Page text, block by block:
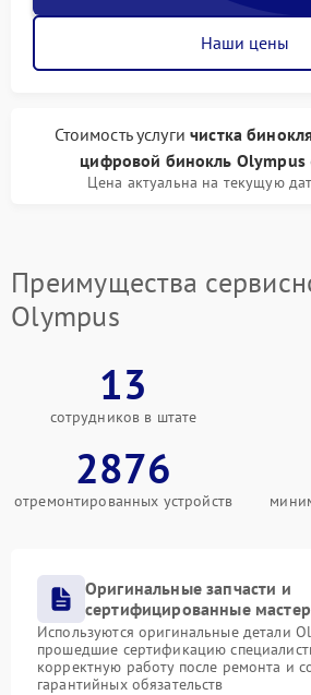
Наши цены
Стоимость услугичистка
цифровой бинокль Olympus
Цена актуальна на текущую
Преимущества
Olympus
13
сотрудников в штате
2876
отремонтированных устройств
Оригинальные запчасти и
сертифицированные
Используются оригинальные детали
прошедшие сертификацию
корректную работу после ремонта и
гарантийных обязательств